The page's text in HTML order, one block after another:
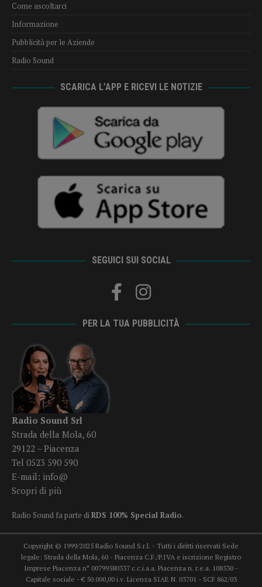
Come ascoltarci
Informazione
Pubblicità per le Aziende
Radio Sound
SCARICA L’APP E RICEVI LE NOTIZIE
SEGUICI SUI SOCIAL
PER LA TUA PUBBLICITÀ
Radio Sound Srl
Strada della Mola, 60
29122 – Piacenza
Tel 0523 590 590
E-mail: info@
Scopri di più
Radio Sound fa parte diRDS 100% Special Radio.
Copyright © 1999/2025 Radio Sound S.r.l. - Tutti i diritti riservati Sede
legale: Strada della Mola, 60 - Piacenza C.F./P.IVA e iscrizione Registro
Imprese Piacenza n° 00799580337 c.c.i.a.a. Piacenza n. r.e.a. 108530 -
Capitale sociale - € 50.000,00 i.v. Licenza SIAE N. 03701 - SCF 862/03